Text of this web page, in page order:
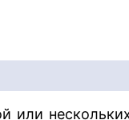
или